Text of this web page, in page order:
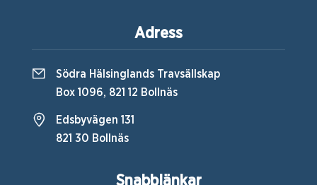
Snabblänkar
Adress
Södra Hälsinglands Travsällskap
Box 1096, 821 12 Bollnäs
Edsbyvägen 131
821 30 Bollnäs